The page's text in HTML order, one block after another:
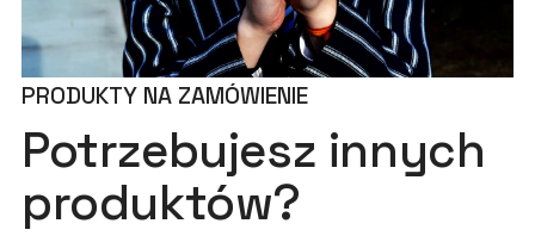
PRODUKTY NA ZAMÓWIENIE
Potrzebujesz innych
produktów?